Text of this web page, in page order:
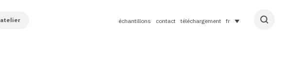
atelier échantillons contact téléchargement fr